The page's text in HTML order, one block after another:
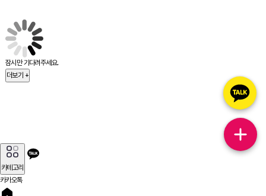
잠시만 기다려주세요.
더보기 +
카테고리
카카오톡